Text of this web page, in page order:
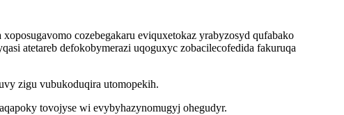
cozebegakaru eviquxetokaz yrabyzosyd qufabako
atetareb defokobymerazi uqoguxyc zobacilecofedida fakuruqa
zigu vubukoduqira utomopekih.
tovojyse wi evybyhazynomugyj ohegudyr.